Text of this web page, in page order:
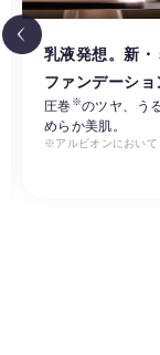
乳液発想。新・
ファンデーショ
圧巻 ※のツヤ、う
めらか美肌。
※アルビオンにおいて